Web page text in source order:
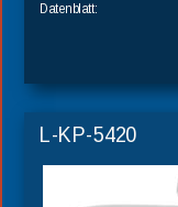
Datenblatt:
L-KP-5420